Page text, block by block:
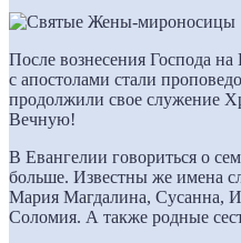
После вознесения Господа
с апостолами стали
продолжили свое служение
Вечную!
В Евангелии говориться о
больше. Известны же имена
Мария Магдалина, Сусанна,
Соломия. А также родные